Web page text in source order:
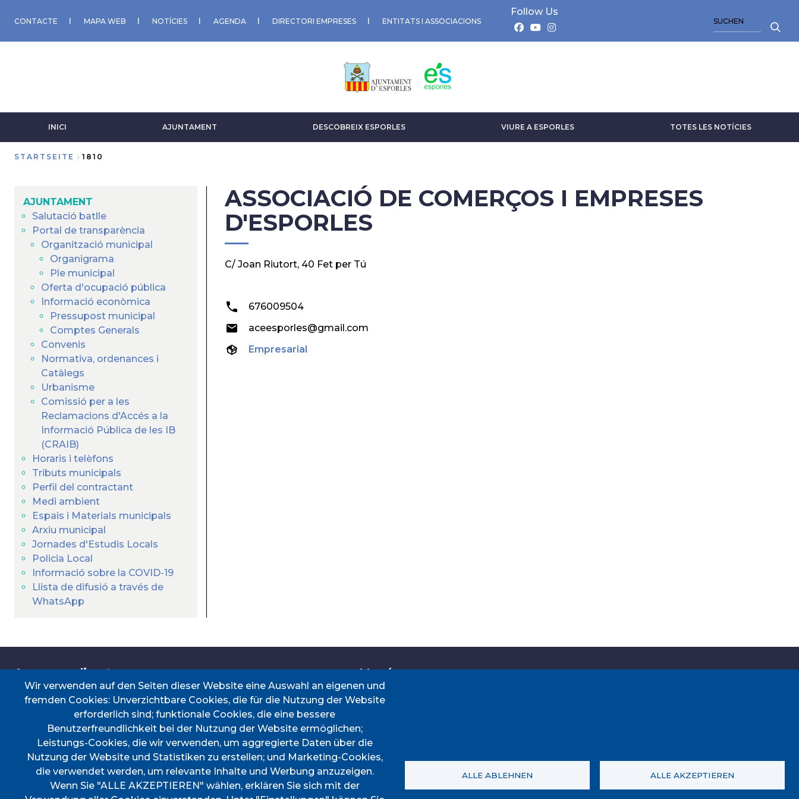
zumCONTACTE MAPA WEB NOTÍCIES AGENDA DIRECTORI EMPRESES ENTITATS I ASSOCIACIONS
Follow Us
INICI AJUNTAMENT DESCOBREIX ESPORLES VIURE A ESPORLES TOTES LES NOTÍCIES
STARTSEITE 1810
AJUNTAMENT
Salutació batlle
Portal de transparència
Organització municipal
Organigrama
Ple municipal
Oferta d'ocupació pública
Informació econòmica
Pressupost municipal
Comptes Generals
Convenis
Normativa, ordenances i
Catàlegs
Urbanisme
Comissió per a les
Reclamacions d'Accés a la
Informació Pública de les IB
(CRAIB)
Horaris i telèfons
Tributs municipals
Perfil del contractant
Medi ambient
Espais i Materials municipals
Arxiu municipal
Jornades d'Estudis Locals
Policia Local
Informació sobre la COVID-19
Llista de difusió a través de
WhatsApp
ASSOCIACIÓ DE COMERÇOS I EMPRESES
D'ESPORLES
C/ Joan Riutort, 40 Fet per Tú
676009504
aceesporles@gmail.com
Empresarial
Accessos directes
CERTIFICAT DE VIATGE
PERFIL DEL CONTRACTANT
PORTAL DE TRANSPARÈNCIA
SEU ELECTRÒNICA
TAULER D'ANUNCIS
TRANSPORT
Menú
DESCOBREIX ESPORLES
VIURE A ESPORLES
TOTES LES NOTÍCIES
(+34) 971 61 00 02
Fax (+34) 971 61 04 45
Wir verwenden auf den Seiten dieser Website eine Auswahl an eigenen und
fremden Cookies: Unverzichtbare Cookies, die für die Nutzung der Website
erforderlich sind; funktionale Cookies, die eine bessere
Benutzerfreundlichkeit bei der Nutzung der Website ermöglichen;
Leistungs-Cookies, die wir verwenden, um aggregierte Daten über die
Nutzung der Website und Statistiken zu erstellen; und Marketing-Cookies,
die verwendet werden, um relevante Inhalte und Werbung anzuzeigen.
Wenn Sie "ALLE AKZEPTIEREN" wählen, erklären Sie sich mit der
ALLE ABLEHNEN ALLE AKZEPTIEREN